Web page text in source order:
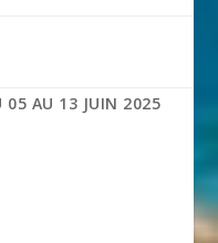
05 AU 13 JUIN 2025